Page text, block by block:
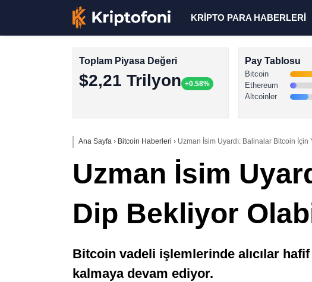
KRİPTO PARA HABERLERİ
Toplam Piyasa Değeri
$2,21 Trilyon +0.58%
Pay Tablosu
Bitcoin
Ethereum
Altcoinler
Ana Sayfa › Bitcoin Haberleri › Uzman İsim Uyardı: Balinalar Bitcoin
Uzman İsim
Dip Bekliyor
Bitcoin vadeli işlemlerinde alıcılar hafif
kalmaya devam ediyor.